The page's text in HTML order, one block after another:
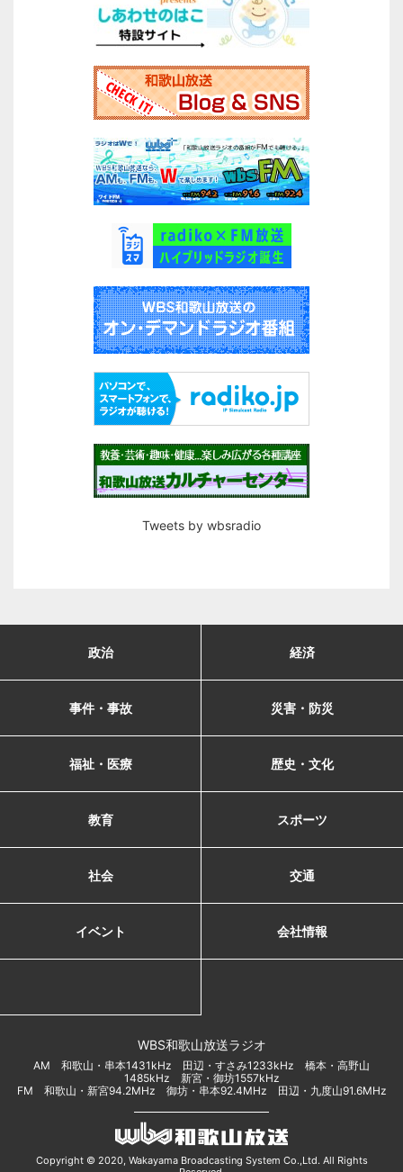
Tweets by wbsradio
政治 経済
事件・事故 災害・防災
福祉・医療 歴史・文化
教育 スポーツ
社会 交通
イベント 会社情報
WBS和歌山放送ラジオ
AM 和歌山・串本1431kHz 田辺・すさみ1233kHz 橋本・高野山
1485kHz 新宮・御坊1557kHz
FM 和歌山・新宮94.2MHz 御坊・串本92.4MHz 田辺・九度山91.6MHz
Copyright © 2020, Wakayama Broadcasting System Co.,Ltd. All Rights